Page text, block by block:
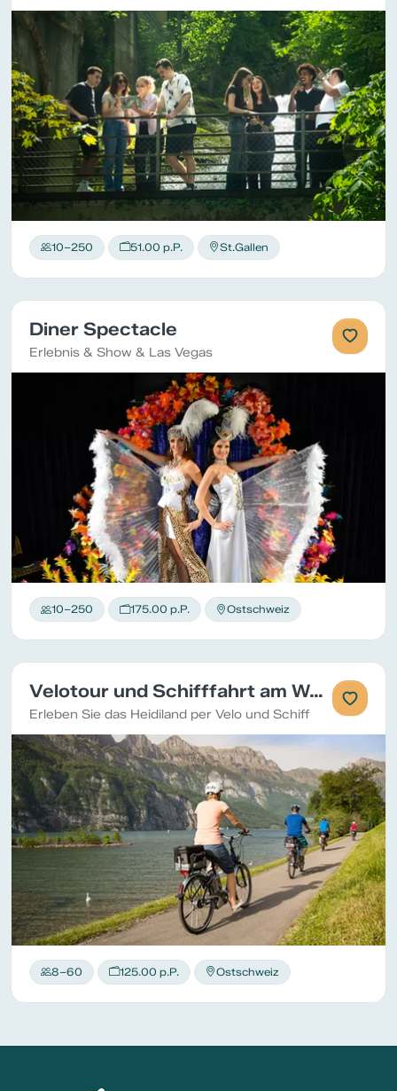
10–250 51.00 p.P. St.Gallen
Diner Spectacle
Erlebnis & Show & Las Vegas
10–250 175.00 p.P. Ostschweiz
Velotour und Schifffahrt am Walensee
Erleben Sie das Heidiland per Velo und Schiff
8–60 125.00 p.P. Ostschweiz